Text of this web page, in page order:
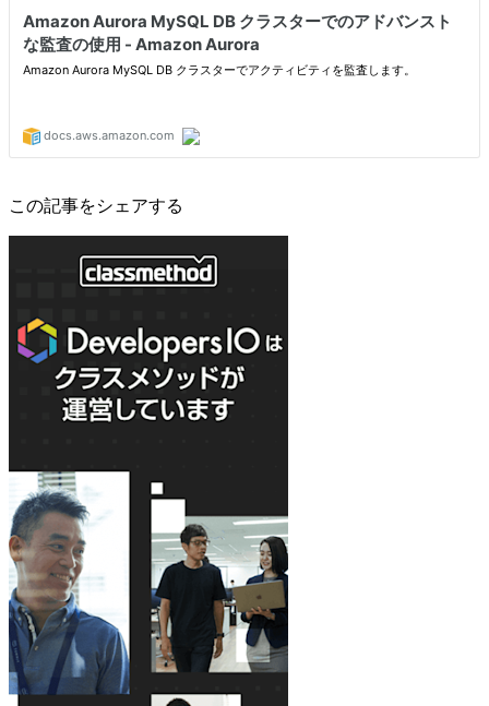
この記事をシェアする